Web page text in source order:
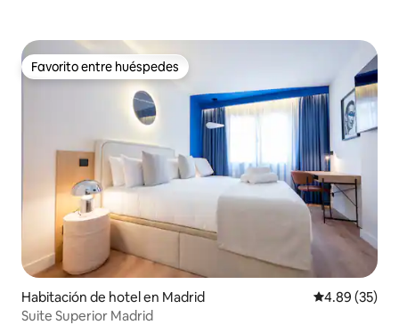
Favorito entre huéspedes
Favorito entre huéspedes
Habitación de hotel en Madrid Calificación
4.89 (35)
Suite Superior Madrid